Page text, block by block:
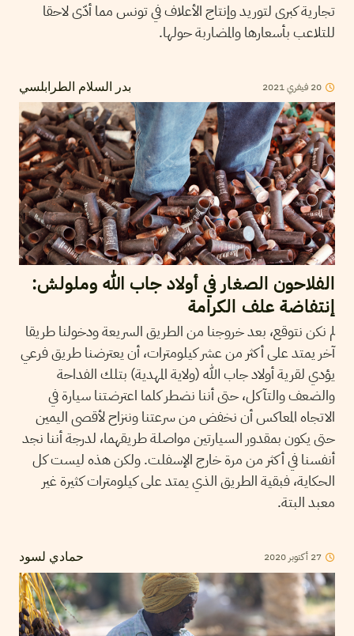
تجارية كبرى لتوريد وإنتاج الأعلاف في تونس مما أدّى لاحقا
للتلاعب بأسعارها والمضاربة حولها.
بدر السلام الطرابلسي 20 فيفري2021
الفلاحون الصغار في أولاد جاب الله وملولش:
إنتفاضة علف الكرامة
لم نكن نتوقع، بعد خروجنا من الطريق السريعة ودخولنا طريقا
آخر يمتد على أكثر من عشر كيلومترات، أن يعترضنا طريق فرعي
يؤدي لقرية أولاد جاب الله (ولاية المهدية) بتلك الفداحة
والضعف والتآكل، حتى أننا نضطر كلما اعترضتنا سيارة في
الاتجاه المعاكس أن نخفض من سرعتنا وننزاح لأقصى اليمين
حتى يكون بمقدور السيارتين مواصلة طريقهما، لدرجة أننا نجد
أنفسنا في أكثر من مرة خارج الإسفلت. ولكن هذه ليست كل
الحكاية، فبقية الطريق الذي يمتد على كيلومترات كثيرة غير
معبد البتة.
حمادي لسود 27 أكتوبر 2020